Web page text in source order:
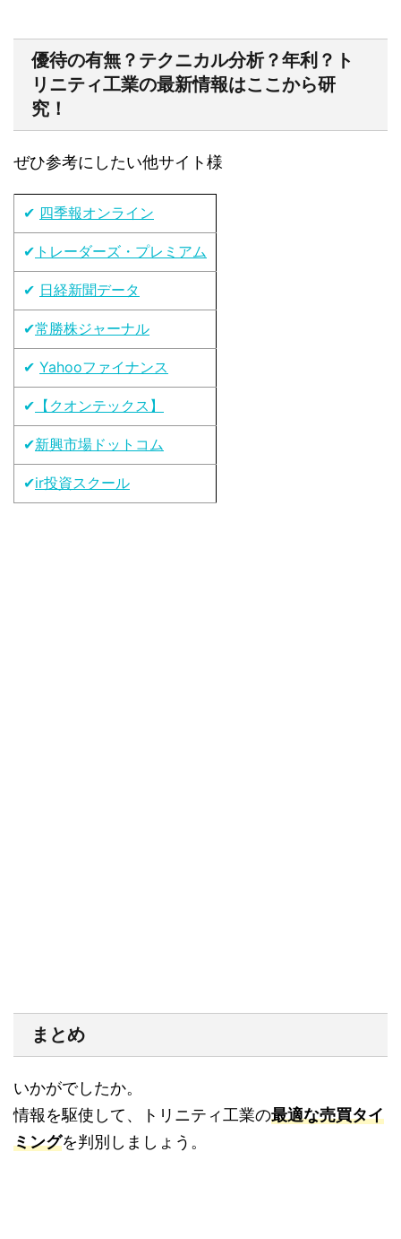
優待の有無？テクニカル分析？年利？ト
リニティ工業の最新情報はここから研
究！
ぜひ参考にしたい他サイト様
✔ 四季報オンライン
✔ トレーダーズ・プレミアム
✔ 日経新聞データ
✔常勝株ジャーナル
✔ Yahooファイナンス
✔ 【クオンテックス】
✔新興市場ドットコム
✔ir投資スクール
まとめ
いかがでしたか。
情報を駆使して、トリニティ工業の最適な売買タイ
ミングを判別しましょう。